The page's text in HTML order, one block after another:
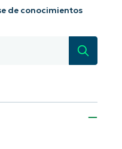
de conocimientos